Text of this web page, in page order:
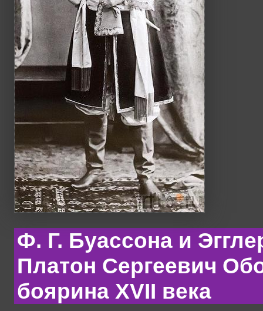
Ф. Г. Буассона и
Платон Сергеевич
боярина XVII века